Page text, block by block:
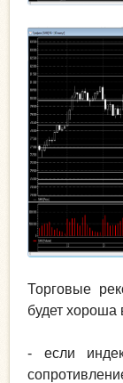
Торговые
будет хороша
- если